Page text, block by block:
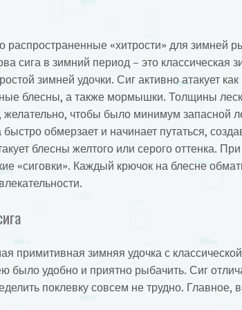
распространенные «хитрости» для зимней
сига в зимний период – это классическая
зимней удочки. Сиг активно атакует как
блесны, а также мормышки. Толщины
чтобы было минимум запасной
обмерзает и начинает путаться,
блесны желтого или серого оттенка.
«сиговки». Каждый крючок на блесне
примитивная зимняя удочка с классической
было удобно и приятно рыбачить. Сиг
поклевку совсем не трудно. Главное,